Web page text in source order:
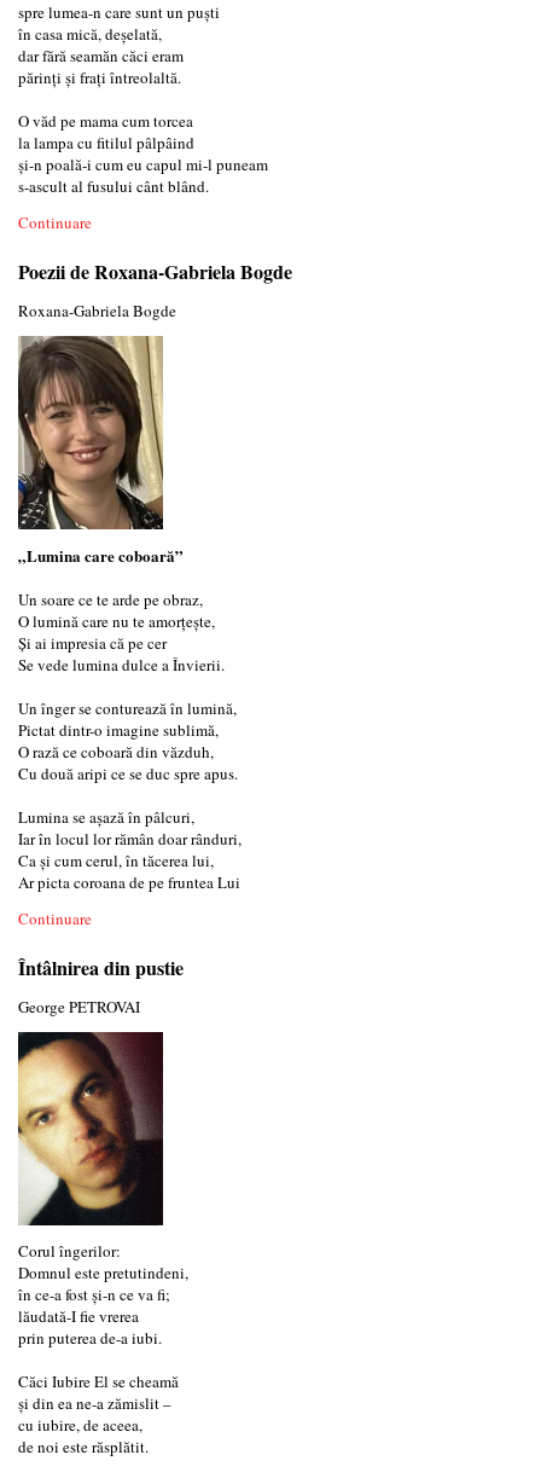
spre lumea-n care sunt un puști
în casa mică, deșelată,
dar fără seamăn căci eram
părinți și frați întreolaltă.
O văd pe mama cum torcea
la lampa cu fitilul pâlpâind
și-n poală-i cum eu capul mi-l puneam
s-ascult al fusului cânt blând.
Continuare
Poezii de Roxana-Gabriela Bogde
Roxana-Gabriela Bogde
„Lumina care coboară”
Un soare ce te arde pe obraz,
O lumină care nu te amorțește,
Și ai impresia că pe cer
Se vede lumina dulce a Învierii.
Un înger se conturează în lumină,
Pictat dintr-o imagine sublimă,
O rază ce coboară din văzduh,
Cu două aripi ce se duc spre apus.
Lumina se așază în pâlcuri,
Iar în locul lor rămân doar rânduri,
Ca și cum cerul, în tăcerea lui,
Ar picta coroana de pe fruntea Lui
Continuare
Întâlnirea din pustie
George PETROVAI
Corul îngerilor:
Domnul este pretutindeni,
în ce-a fost şi-n ce va fi;
lăudată-I fie vrerea
prin puterea de-a iubi.
Căci Iubire El se cheamă
şi din ea ne-a zămislit –
cu iubire, de aceea,
de noi este răsplătit.